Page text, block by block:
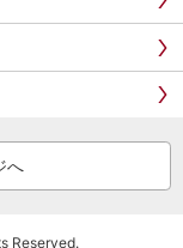
へ
Reserved.